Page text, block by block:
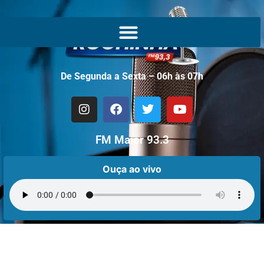
De Segunda a Sexta – 06h às 07h
FM Maior 93.3
Ouça ao vivo